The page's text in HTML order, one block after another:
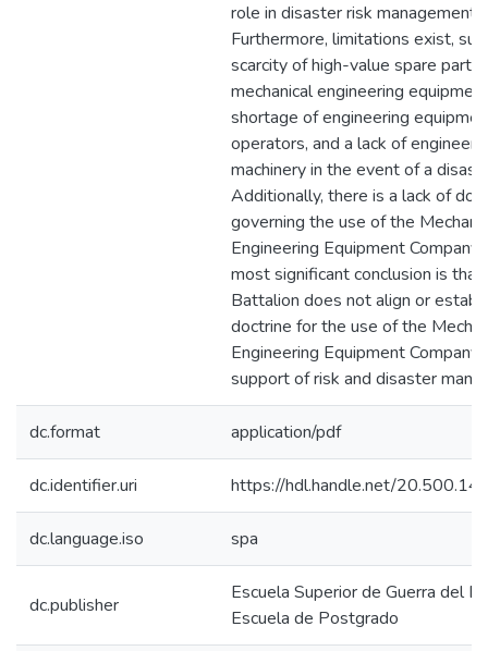
role in disaster risk management.
Furthermore, limitations exist,
scarcity of high-value spare parts
mechanical engineering
shortage of engineering
operators, and a lack of
machinery in the event of a
Additionally, there is a lack of
governing the use of the
Engineering Equipment Company
most significant conclusion is that
Battalion does not align or
doctrine for the use of the
Engineering Equipment Company
support of risk and disaster
dc.format application/pdf
dc.identifier.uri https://hdl.handle.net/
dc.language.iso spa
dc.publisher
Escuela Superior de Guerra del
Escuela de Postgrado